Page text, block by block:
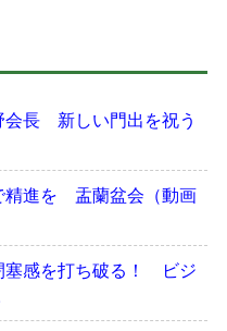
長 新しい門出を祝う
精進を 盂蘭盆会（動画
塞感を打ち破る！ ビジ